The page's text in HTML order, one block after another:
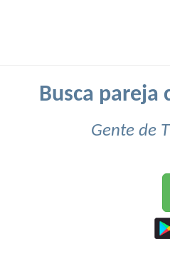
Busca pareja
Gente de